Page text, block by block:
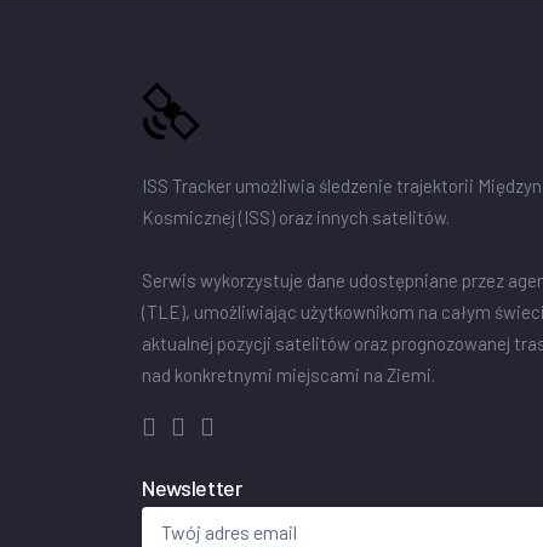
ISS Tracker umożliwia śledzenie trajektorii
Kosmicznej (ISS) oraz innych satelitów.
Serwis wykorzystuje dane udostępniane przez
(TLE), umożliwiając użytkownikom na całym
aktualnej pozycji satelitów oraz prognozowanej
nad konkretnymi miejscami na Ziemi.
Newsletter